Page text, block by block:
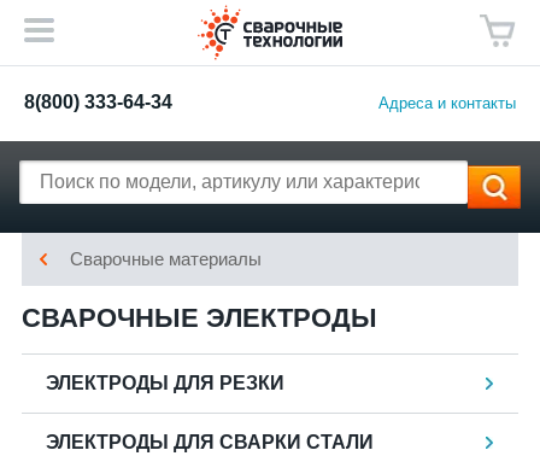
8(800) 333-64-34 Адреса и контакты
Сварочные материалы
СВАРОЧНЫЕ ЭЛЕКТРОДЫ
ЭЛЕКТРОДЫ ДЛЯ РЕЗКИ
ЭЛЕКТРОДЫ ДЛЯ СВАРКИ СТАЛИ